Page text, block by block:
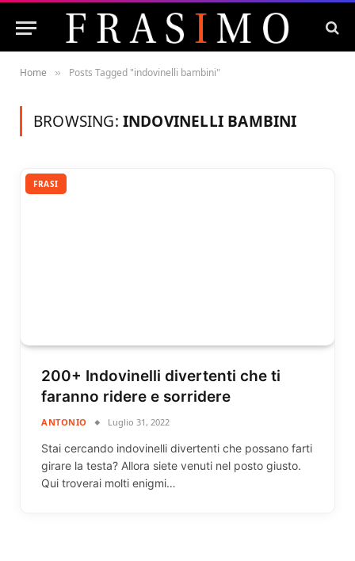
Home » Posts Tagged "indovinelli bambini"
BROWSING: INDOVINELLI BAMBINI
FRASI
200+ Indovinelli divertenti che ti
faranno ridere e sorridere
ANTONIO Luglio 31, 2022
Stai cercando indovinelli divertenti che possano farti
girare la testa? Allora siete venuti nel posto giusto.
Qui troverai molti enigmi…